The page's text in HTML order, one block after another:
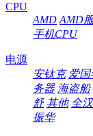
CPU
AMD AMD
手机CPU
电源
安钛克 爱国
务器 海盗船
舒 其他 全汉
振华